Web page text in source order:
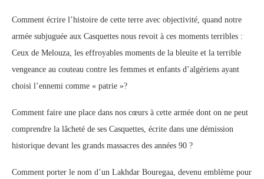
Comment écrire l’histoire de cette terre avec objectivité, quand notre
armée subjuguée aux Casquettes nous revoit à ces moments terribles :
Ceux de Melouza, les effroyables moments de la bleuite et la terrible
vengeance au couteau contre les femmes et enfants d’algériens ayant
choisi l’ennemi comme « patrie »?
Comment faire une place dans nos cœurs à cette armée dont on ne peut
comprendre la lâcheté de ses Casquettes, écrite dans une démission
historique devant les grands massacres des années 90 ?
Comment porter le nom d’un Lakhdar Bouregaa, devenu emblème pour